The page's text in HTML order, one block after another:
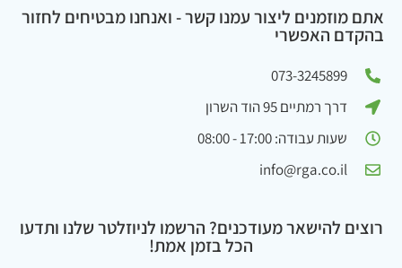
אתם מוזמנים ליצור עמנו קשר - ואנחנו מבטיחים לחזור
בהקדם האפשרי
073-3245899
דרך רמתיים 95 הוד השרון
שעות עבודה: 17:00 - 08:00
info@rga.co.il
רוצים להישאר מעודכנים? הרשמו לניוזלטר שלנו ותדעו
הכל בזמן אמת!